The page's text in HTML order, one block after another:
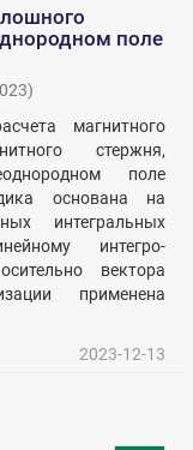
поле
)
магнитного
стержня,
поле
основана на
интегральных
интегро-
вектора
применена
2023-12-13